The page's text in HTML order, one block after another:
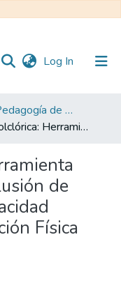
Log In (current)
Maestría en Pedagogía de la Cultura Física - Mención en Educación Física Inclusiva
La danza folclórica: Herramienta pedagógica para la inclusión de estudiantes con discapacidad intelectual en la Educación Física
de
Física